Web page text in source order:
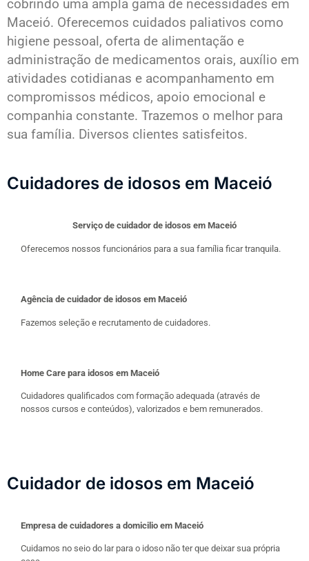
cobrindo uma ampla gama de necessidades em
Maceió. Oferecemos cuidados paliativos como
higiene pessoal, oferta de alimentação e
administração de medicamentos orais, auxílio em
atividades cotidianas e acompanhamento em
compromissos médicos, apoio emocional e
companhia constante. Trazemos o melhor para
sua família. Diversos clientes satisfeitos.
Cuidadores de idosos em Maceió
Serviço de cuidador de idosos em Maceió
Oferecemos nossos funcionários para a sua família ficar tranquila.
Agência de cuidador de idosos em Maceió
Fazemos seleção e recrutamento de cuidadores.
Home Care para idosos em Maceió
Cuidadores qualificados com formação adequada (através de
nossos cursos e conteúdos), valorizados e bem remunerados.
Cuidador de idosos em Maceió
Empresa de cuidadores a domicilio em Maceió
Cuidamos no seio do lar para o idoso não ter que deixar sua própria